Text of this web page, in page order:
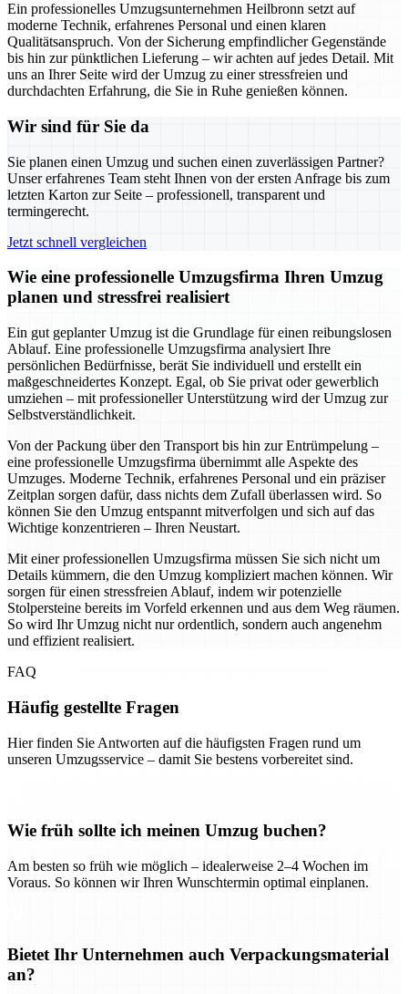
Ein professionelles Umzugsunternehmen Heilbronn setzt auf
moderne Technik, erfahrenes Personal und einen klaren
Qualitätsanspruch. Von der Sicherung empfindlicher Gegenstände
bis hin zur pünktlichen Lieferung – wir achten auf jedes Detail. Mit
uns an Ihrer Seite wird der Umzug zu einer stressfreien und
durchdachten Erfahrung, die Sie in Ruhe genießen können.
Wir sind für Sie da
Sie planen einen Umzug und suchen einen zuverlässigen Partner?
Unser erfahrenes Team steht Ihnen von der ersten Anfrage bis zum
letzten Karton zur Seite – professionell, transparent und
termingerecht.
Jetzt schnell vergleichen
Wie eine professionelle Umzugsfirma Ihren Umzug
planen und stressfrei realisiert
Ein gut geplanter Umzug ist die Grundlage für einen reibungslosen
Ablauf. Eine professionelle Umzugsfirma analysiert Ihre
persönlichen Bedürfnisse, berät Sie individuell und erstellt ein
maßgeschneidertes Konzept. Egal, ob Sie privat oder gewerblich
umziehen – mit professioneller Unterstützung wird der Umzug zur
Selbstverständlichkeit.
Von der Packung über den Transport bis hin zur Entrümpelung –
eine professionelle Umzugsfirma übernimmt alle Aspekte des
Umzuges. Moderne Technik, erfahrenes Personal und ein präziser
Zeitplan sorgen dafür, dass nichts dem Zufall überlassen wird. So
können Sie den Umzug entspannt mitverfolgen und sich auf das
Wichtige konzentrieren – Ihren Neustart.
Mit einer professionellen Umzugsfirma müssen Sie sich nicht um
Details kümmern, die den Umzug kompliziert machen können. Wir
sorgen für einen stressfreien Ablauf, indem wir potenzielle
Stolpersteine bereits im Vorfeld erkennen und aus dem Weg räumen.
So wird Ihr Umzug nicht nur ordentlich, sondern auch angenehm
und effizient realisiert.
FAQ
Häufig gestellte Fragen
Hier finden Sie Antworten auf die häufigsten Fragen rund um
unseren Umzugsservice – damit Sie bestens vorbereitet sind.
Wie früh sollte ich meinen Umzug buchen?
Am besten so früh wie möglich – idealerweise 2–4 Wochen im
Voraus. So können wir Ihren Wunschtermin optimal einplanen.
Bietet Ihr Unternehmen auch Verpackungsmaterial
an?